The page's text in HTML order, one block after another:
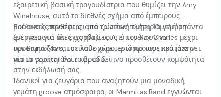
εξαιρετική βασική τραγουδίστρια που θυμίζει την Amy
Winehouse, αυτό το διεθνές σχήμα από έμπειρους
μουσικούς προσφέρει μια ζωντανή εμπειρία γεμάτη
ενέργεια για όλες τις ηλικίες. Από τον Ray Charles μέχρι
τον Bruno Mars, το πλούσιο ρεπερτόριό τους κρατά την
πίστα γεμάτη όλο το βράδυ.
Ευέλικτες συνθέσεις, από τρίο έως πλήρη 10μελή μπάντα
(με πνευστά και έγχορδα), τους επιτρέπουν να
προσαρμόζονται σε κάθε χώρο, ενώ προαιρετικά jazz σετ
για το cocktail hour και το δείπνο προσθέτουν κομψότητα
στην εκδήλωσή σας.
Ιδανικοί για ζευγάρια που αναζητούν μια μοναδική,
γεμάτη groove ατμόσφαιρα, οι Marmitas Band εγγυώνται